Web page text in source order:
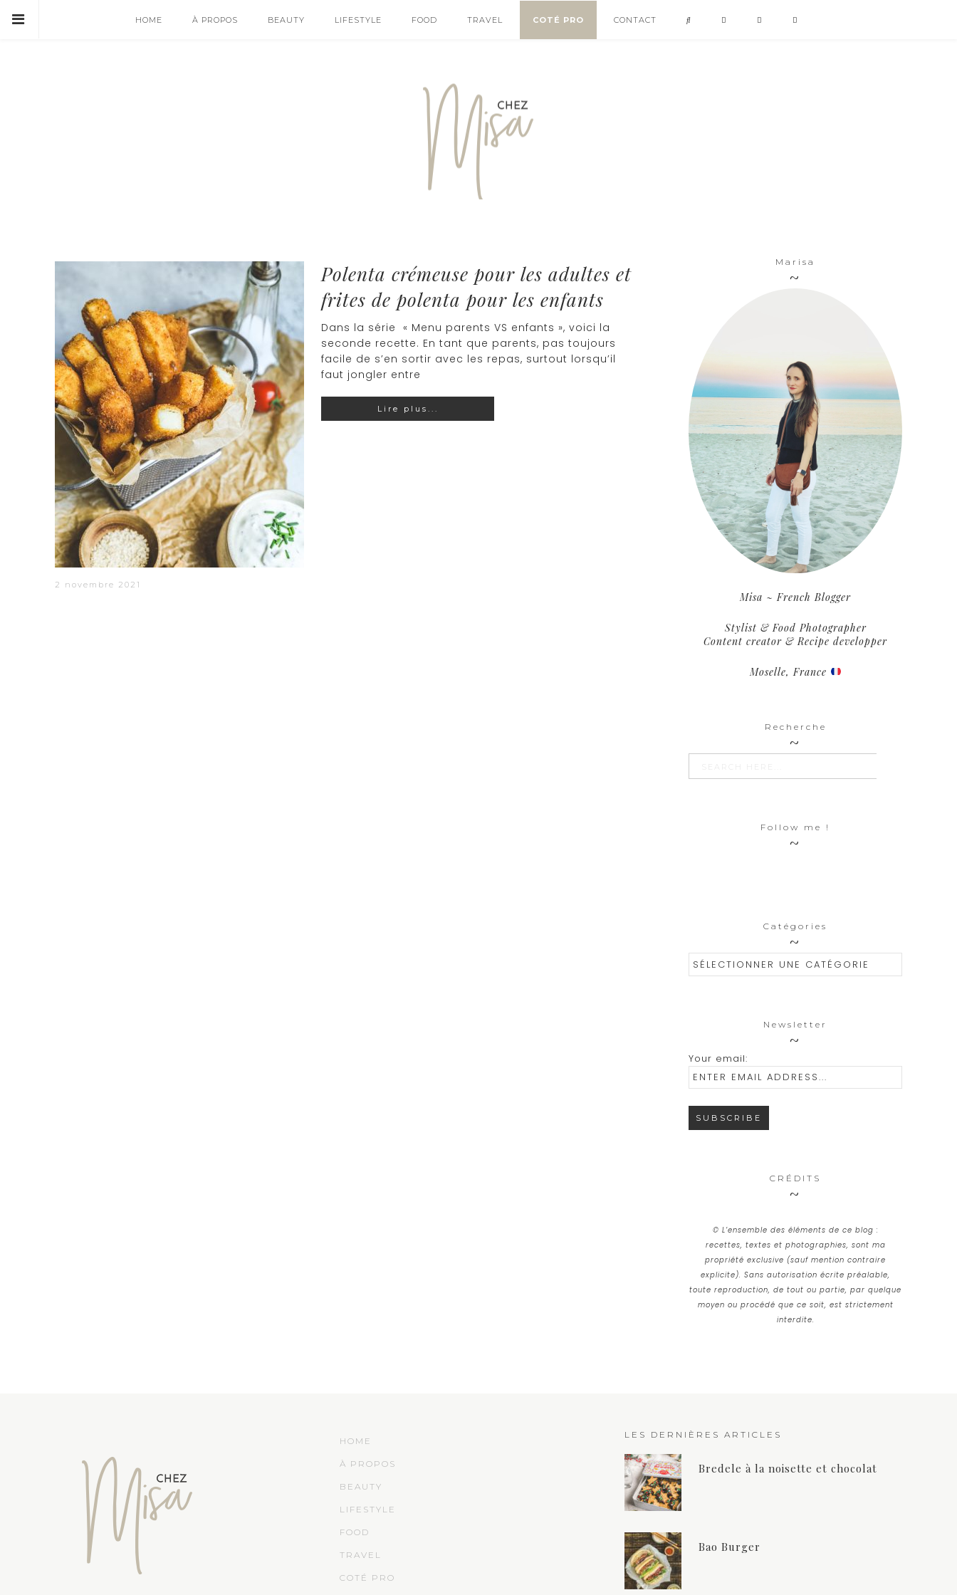
HOME À PROPOS BEAUTY LIFESTYLE FOOD TRAVEL COTÉ PRO CONTACT
Polenta crémeuse pour les adultes et
frites de polenta pour les enfants
Dans la série « Menu parents VS enfants », voici la
seconde recette. En tant que parents, pas toujours
facile de s’en sortir avec les repas, surtout lorsqu’il
faut jongler entre
Lire plus...
2 novembre 2021
Marisa
Misa ~ French Blogger
Stylist & Food Photographer
Content creator & Recipe developper
Moselle, France
Recherche
Search SEARCH BUTTON
Follow me !
Catégories
Catégories
Newsletter
Your email:
CRÉDITS
© L’ensemble des éléments de ce blog :
recettes, textes et photographies, sont ma
propriété exclusive (sauf mention contraire
explicite). Sans autorisation écrite préalable,
toute reproduction, de tout ou partie, par quelque
moyen ou procédé que ce soit, est strictement
interdite.
HOME
À PROPOS
BEAUTY
LIFESTYLE
FOOD
TRAVEL
COTÉ PRO
LES DERNIÈRES ARTICLES
Bredele à la noisette et chocolat
Bao Burger